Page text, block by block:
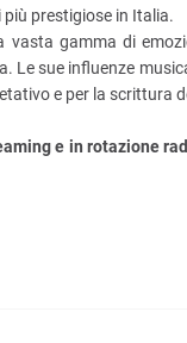
prestigiose in Italia.
vasta gamma di
Le sue influenze
e per la scrittura
e in rotazione